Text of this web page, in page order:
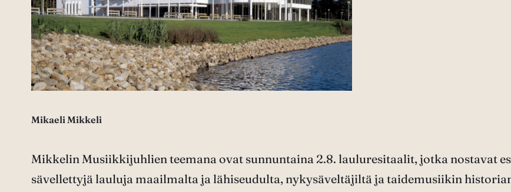
Mikaeli Mikkeli
Mikkelin Musiikkijuhlien teemana ovat sunnuntaina 2.8. lauluresitaalit, jotka nostavat
sävellettyjä lauluja maailmalta ja lähiseudulta, nykysäveltäjiltä ja taidemusiikin